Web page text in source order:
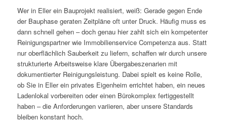
Wer in Eller ein Bauprojekt realisiert, weiß: Gerade gegen Ende
der Bauphase geraten Zeitpläne oft unter Druck. Häufig muss es
dann schnell gehen – doch genau hier zahlt sich ein kompetenter
Reinigungspartner wie Immobilienservice Competenza aus. Statt
nur oberflächlich Sauberkeit zu liefern, schaffen wir durch unsere
strukturierte Arbeitsweise klare Übergabeszenarien mit
dokumentierter Reinigungsleistung. Dabei spielt es keine Rolle,
ob Sie in Eller ein privates Eigenheim errichtet haben, ein neues
Ladenlokal vorbereiten oder einen Bürokomplex fertiggestellt
haben – die Anforderungen variieren, aber unsere Standards
bleiben konstant hoch.